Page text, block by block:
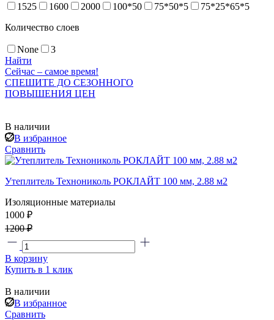
1525
1600 2000 100*50 75*50*5
75*25*65*5
Количество слоев
None
3
Найти
Сейчас – самое время!
СПЕШИТЕ ДО СЕЗОННОГО
ПОВЫШЕНИЯ ЦЕН
В наличии
В избранное
Сравнить
Утеплитель Технониколь РОКЛАЙТ 100 мм, 2.88 м2
Изоляционные материалы
1000 ₽
1200 ₽
В корзину
Купить в 1 клик
В наличии
В избранное
Сравнить